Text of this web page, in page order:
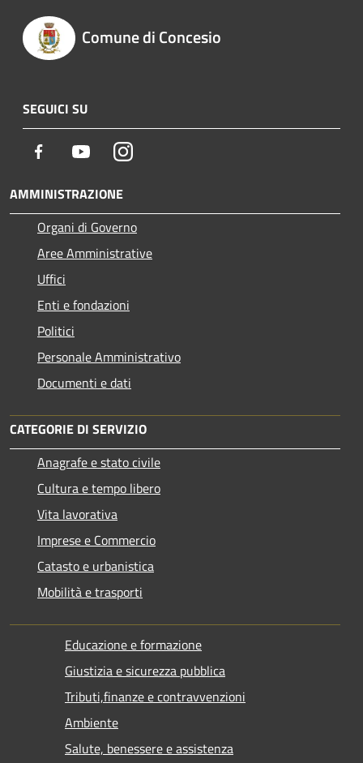
Comune di Concesio
SEGUICI SU
Facebook YoutubeInstagram
AMMINISTRAZIONE
Organi di Governo
Aree Amministrative
Uffici
Enti e fondazioni
Politici
Personale Amministrativo
Documenti e dati
CATEGORIE DI SERVIZIO
Anagrafe e stato civile
Cultura e tempo libero
Vita lavorativa
Imprese e Commercio
Catasto e urbanistica
Mobilità e trasporti
Educazione e formazione
Giustizia e sicurezza pubblica
Tributi,finanze e contravvenzioni
Ambiente
Salute, benessere e assistenza